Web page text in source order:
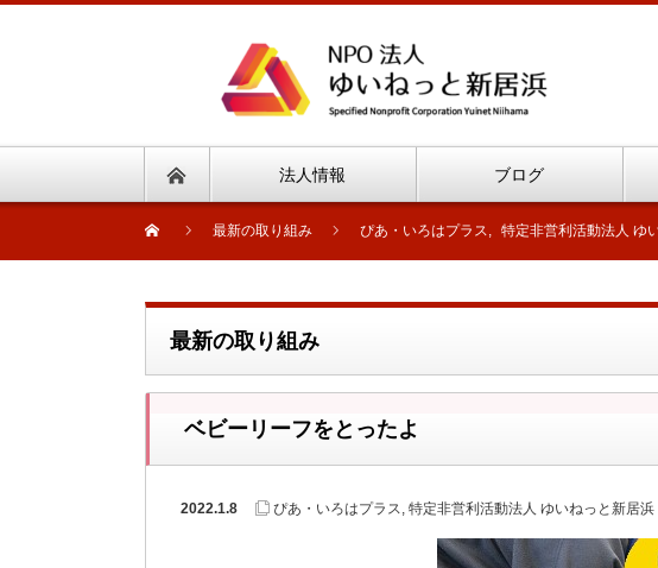
法人情報 ブログ
最新の取り組み ぴあ・いろはプラス, 特定非営利活動法人 ゆ
最新の取り組み
ベビーリーフをとったよ
2022.1.8 ぴあ・いろはプラス, 特定非営利活動法人 ゆいねっと新居浜